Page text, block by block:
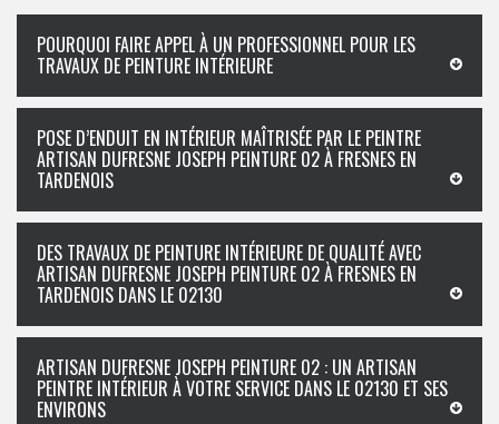
POURQUOI FAIRE APPEL À UN PROFESSIONNEL POUR LES
TRAVAUX DE PEINTURE INTÉRIEURE
POSE D’ENDUIT EN INTÉRIEUR MAÎTRISÉE PAR LE PEINTRE
ARTISAN DUFRESNE JOSEPH PEINTURE 02 À FRESNES EN
TARDENOIS
DES TRAVAUX DE PEINTURE INTÉRIEURE DE QUALITÉ AVEC
ARTISAN DUFRESNE JOSEPH PEINTURE 02 À FRESNES EN
TARDENOIS DANS LE 02130
ARTISAN DUFRESNE JOSEPH PEINTURE 02 : UN ARTISAN
PEINTRE INTÉRIEUR À VOTRE SERVICE DANS LE 02130 ET SES
ENVIRONS